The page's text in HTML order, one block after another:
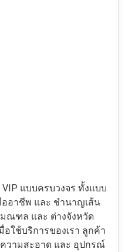
แบบครบวงจร ทั้งแบบ
ออาชีพ และ ชำนาญเส้น
ณฑล และ ต่างจังหวัด
ใช้บริการของเรา ลูกค้า
วามสะอาด และ อุปกรณ์